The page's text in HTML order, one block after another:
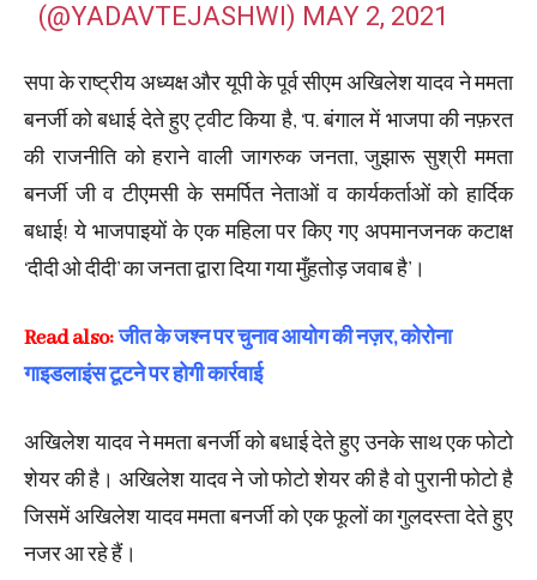
(@YADAVTEJASHWI) MAY 2, 2021
सपा के राष्ट्रीय अध्यक्ष और यूपी के पूर्व सीएम अखिलेश यादव ने ममता
बनर्जी को बधाई देते हुए ट्वीट किया है, ‘प. बंगाल में भाजपा की नफ़रत
की राजनीति को हराने वाली जागरुक जनता, जुझारू सुश्री ममता
बनर्जी जी व टीएमसी के समर्पित नेताओं व कार्यकर्ताओं को हार्दिक
बधाई! ये भाजपाइयों के एक महिला पर किए गए अपमानजनक कटाक्ष
‘दीदी ओ दीदी’ का जनता द्वारा दिया गया मुँहतोड़ जवाब है’।
Read also:जीत के जश्न पर चुनाव आयोग की नज़र, कोरोना
गाइडलाइंस टूटने पर होगी कार्रवाई
अखिलेश यादव ने ममता बनर्जी को बधाई देते हुए उनके साथ एक फोटो
शेयर की है। अखिलेश यादव ने जो फोटो शेयर की है वो पुरानी फोटो है
जिसमें अखिलेश यादव ममता बनर्जी को एक फूलों का गुलदस्ता देते हुए
नजर आ रहे हैं।